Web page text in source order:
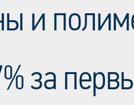
и
за